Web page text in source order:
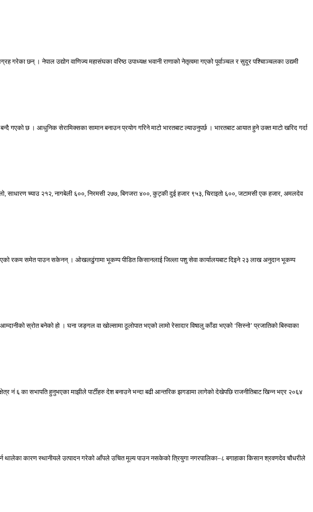
गरेका छन् । नेपाल उद्योग वाणिज्य महासंघका वरिष्ठ उपाध्यक्ष भवानी राणाको नेतृत्वमा गएको पूर्वाञ्चल र सुदूर पश्चिाञ्चलका उद्यमी
गएको छ । आधुनिक सेरामिक्सका सामान बनाउन प्रयोग गरिने माटो भारतबाट ल्याउनुपर्छ । भारतबाट आयात हुने उक्त माटो खरिद गर्दा
साधारण च्याउ २१२, नागबेली ६००, निरमसी २७७, बिगजरा ४००, कुट्की दुई हजार ९५३, चिराइतो ६००, जटामसी एक हजार, अमलदेव
रकम समेत पाउन सकेनन् । ओखलढुंगामा भूकम्प पीडित किसानलाई जिल्ला पशु सेवा कार्यालयबाट दिइने २३ लाख अनुदान भूकम्प
स्रोत बनेको हो । घना जङ्गल वा खोल्सामा ठूलोपात भएको लामो रेसादार विषालु काँडा भएको ‘सिस्नो’ प्रजातिको बिरुवाका
नं ६ का सभापति हुनुभएका माझीले पार्टीहरु देश बनाउने भन्दा बढी आन्तरिक झगडामा लागेको देखेपछि राजनीतिबाट खिन्न भएर २०६४
थालेका कारण स्थानीयले उत्पादन गरेको आँपले उचित मूल्य पाउन नसकेको त्रियुगा नगरपालिका–८ बगाहाका किसान श्रवणदेव चौधरीले